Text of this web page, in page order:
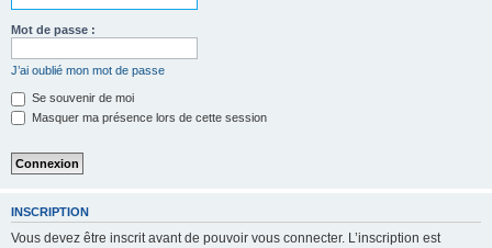
Mot de passe :
J’ai oublié mon mot de passe
Se souvenir de moi
Masquer ma présence lors de cette session
INSCRIPTION
Vous devez être inscrit avant de pouvoir vous connecter. L’inscription est